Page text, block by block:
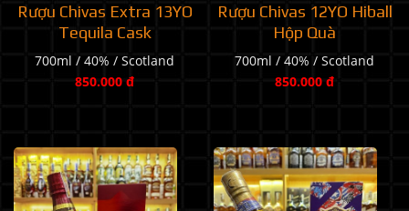
Rượu Chivas Extra 13YO
Tequila Cask
700ml / 40% / Scotland
850.000 đ
Rượu Chivas 12YO Hiball
Hộp Quà
700ml / 40% / Scotland
850.000 đ